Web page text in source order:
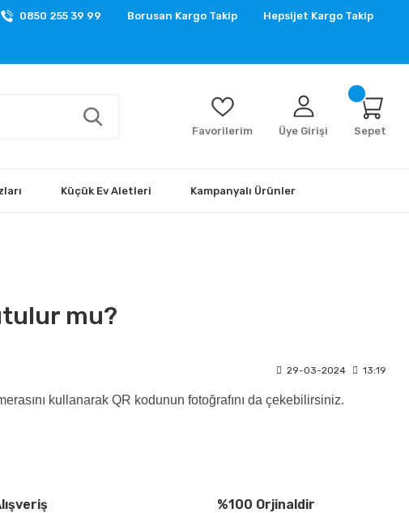
0850 255 39 99 Borusan Kargo Takip Hepsijet Kargo Takip
Favorilerim Üye Girişi Sepet
Küçük Ev Aletleri Kampanyalı Ürünler
mu?
29-03-2024 13:19
kullanarak QR kodunun fotoğrafını da çekebilirsiniz.
%100 Orjinaldir